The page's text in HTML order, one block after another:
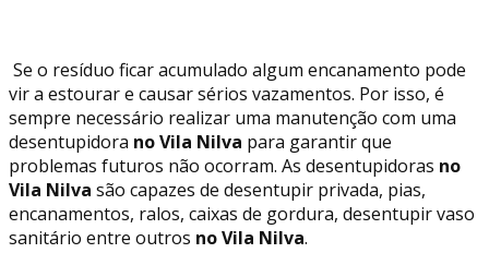
Se o resíduo ficar acumulado algum encanamento pode
vir a estourar e causar sérios vazamentos. Por isso, é
sempre necessário realizar uma manutenção com uma
desentupidora no Vila Nilva para garantir que
problemas futuros não ocorram. As desentupidoras no
Vila Nilva são capazes de desentupir privada, pias,
encanamentos, ralos, caixas de gordura, desentupir vaso
sanitário entre outros no Vila Nilva.